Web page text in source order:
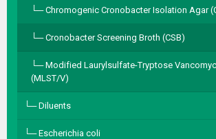
Chromogenic Cronobacter Isolation Agar
Cronobacter Screening Broth (CSB)
Modified Laurylsulfate-Tryptose
(MLST/V)
Diluents
Escherichia coli